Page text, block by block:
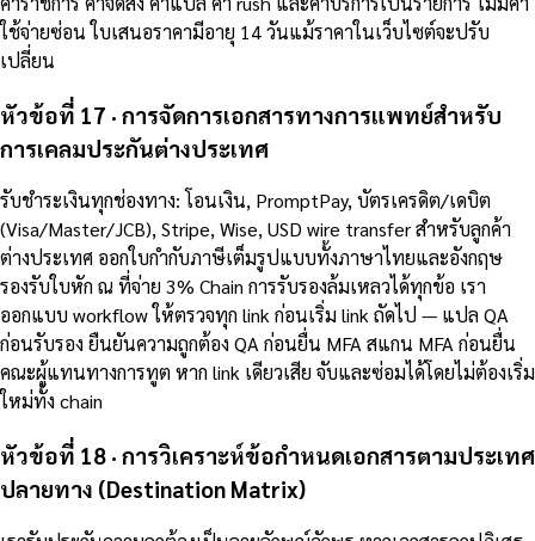
ใช้จ่ายซ่อน ใบเสนอราคามีอายุ 14 วันแม้ราคาในเว็บไซต์จะปรับ
เปลี่ยน
หัวข้อที่ 17 · การจัดการเอกสารทางการแพทย์สำหรับ
การเคลมประกันต่างประเทศ
รับชำระเงินทุกช่องทาง: โอนเงิน, PromptPay, บัตรเครดิต/เดบิต
(Visa/Master/JCB), Stripe, Wise, USD wire transfer สำหรับลูกค้า
ต่างประเทศ ออกใบกำกับภาษีเต็มรูปแบบทั้งภาษาไทยและอังกฤษ
รองรับใบหัก ณ ที่จ่าย 3% Chain การรับรองล้มเหลวได้ทุกข้อ เรา
ออกแบบ workflow ให้ตรวจทุก link ก่อนเริ่ม link ถัดไป — แปล QA
ก่อนรับรอง ยืนยันความถูกต้อง QA ก่อนยื่น MFA สแกน MFA ก่อนยื่น
คณะผู้แทนทางการทูต หาก link เดียวเสีย จับและซ่อมได้โดยไม่ต้องเริ่ม
ใหม่ทั้ง chain
หัวข้อที่ 18 · การวิเคราะห์ข้อกำหนดเอกสารตามประเทศ
ปลายทาง (Destination Matrix)